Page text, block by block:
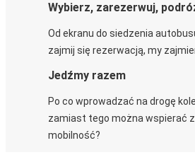
Wybierz, zarezerwuj,
Od ekranu do siedzenia
zajmij się rezerwacją, my
Jedźmy razem
Po co wprowadzać na drogę
zamiast tego można wspierać
mobilność?